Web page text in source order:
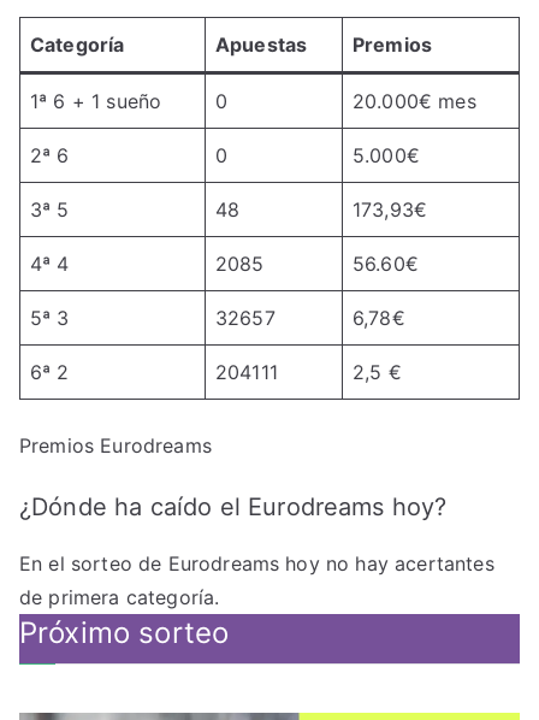
Categoría Apuestas Premios
1ª 6 + 1 sueño 0 20.000€ mes
2ª 6 0 5.000€
3ª 5 48 173,93€
4ª 4 2085 56.60€
5ª 3 32657 6,78€
6ª 2 204111 2,5 €
Premios Eurodreams
¿Dónde ha caído el Eurodreams hoy?
En el sorteo de Eurodreams hoy no hay acertantes
de primera categoría.
Próximo sorteo